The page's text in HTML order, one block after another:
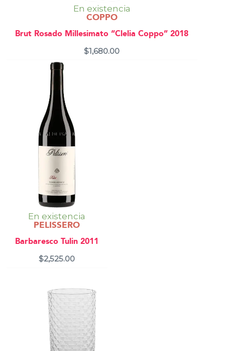
En existencia
COPPO
Brut Rosado Millesimato “Clelia Coppo” 2018
$1,680.00
En existencia
PELISSERO
Barbaresco Tulin 2011
$2,525.00